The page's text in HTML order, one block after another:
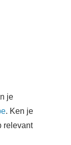
je
. Ken je
relevant